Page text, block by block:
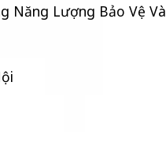
Năng Lượng Bảo Vệ